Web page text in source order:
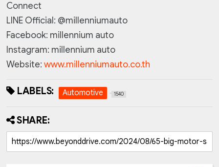
Connect
LINE Official: @millenniumauto
Facebook: millennium auto
Instagram: millennium auto
Website:www.millenniumauto.co.th
LABELS: Automotive 1540
SHARE: